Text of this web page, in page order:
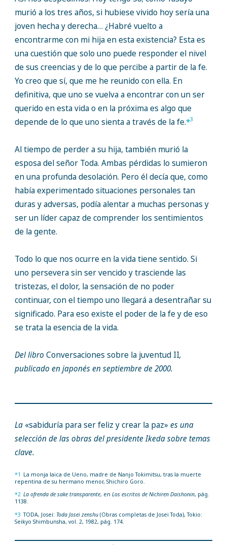
murió a los tres años, si hubiese vivido hoy sería una
joven hecha y derecha… ¿Habré vuelto a
encontrarme con mi hija en esta existencia? Esta es
una cuestión que solo uno puede responder el nivel
de sus creencias y de lo que percibe a partir de la fe.
Yo creo que sí, que me he reunido con ella. En
definitiva, que uno se vuelva a encontrar con un ser
querido en esta vida o en la próxima es algo que
depende de lo que uno sienta a través de la fe.*3
Al tiempo de perder a su hija, también murió la
esposa del señor Toda. Ambas pérdidas lo sumieron
en una profunda desolación. Pero él decía que, como
había experimentado situaciones personales tan
duras y adversas, podía alentar a muchas personas y
ser un líder capaz de comprender los sentimientos
de la gente.
Todo lo que nos ocurre en la vida tiene sentido. Si
uno persevera sin ser vencido y trasciende las
tristezas, el dolor, la sensación de no poder
continuar, con el tiempo uno llegará a desentrañar su
significado. Para eso existe el poder de la fe y de eso
se trata la esencia de la vida.
Del libro Conversaciones sobre la juventud II,
publicado en japonés en septiembre de 2000.
La «sabiduría para ser feliz y crear la paz» es una
selección de las obras del presidente Ikeda sobre temas
clave.
*1 La monja laica de Ueno, madre de Nanjo Tokimitsu, tras la muerte
repentina de su hermano menor, Shichiro Goro.
*2 La ofrenda de sake transparente, en Los escritos de Nichiren Daishonin, pág.
1138.
*3 TODA, Josei: Toda Josei zenshu(Obras completas de Josei Toda), Tokio:
Seikyo Shimbunsha, vol. 2, 1982, pág. 174.